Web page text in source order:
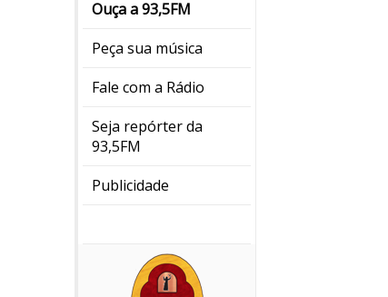
Ouça a 93,5FM
Peça sua música
Fale com a Rádio
Seja repórter da
93,5FM
Publicidade